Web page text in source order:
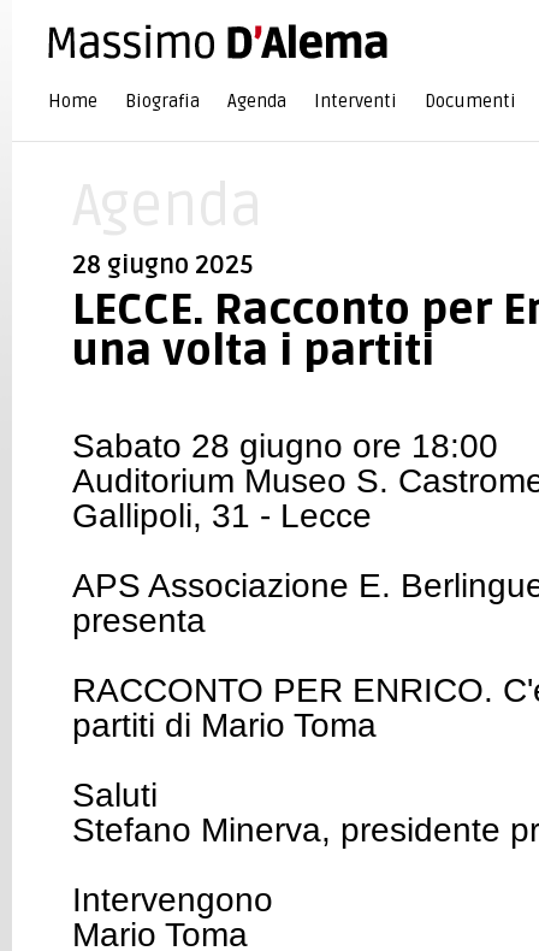
Home Biografia Agenda Interventi Documenti
28 giugno 2025
LECCE. Racconto per
una volta i partiti
Sabato 28 giugno ore 18:00
Auditorium Museo S.
Gallipoli, 31 - Lecce
APS Associazione E.
presenta
RACCONTO PER ENRICO.
partiti di Mario Toma
Saluti
Stefano Minerva, presidente
Intervengono
Mario Toma